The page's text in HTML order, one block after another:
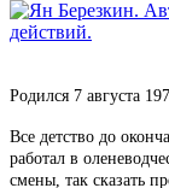
Родился 7 августа
Все детство до
работал в
смены, так сказать